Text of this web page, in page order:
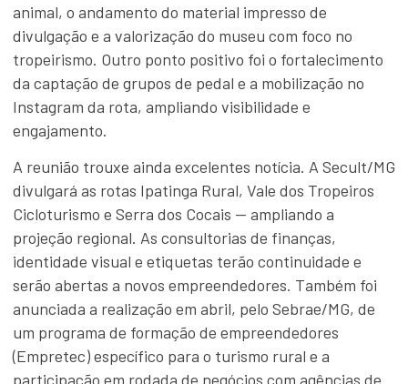
animal, o andamento do material impresso de
divulgação e a valorização do museu com foco no
tropeirismo. Outro ponto positivo foi o fortalecimento
da captação de grupos de pedal e a mobilização no
Instagram da rota, ampliando visibilidade e
engajamento.
A reunião trouxe ainda excelentes notícia. A Secult/MG
divulgará as rotas Ipatinga Rural, Vale dos Tropeiros
Cicloturismo e Serra dos Cocais — ampliando a
projeção regional. As consultorias de finanças,
identidade visual e etiquetas terão continuidade e
serão abertas a novos empreendedores. Também foi
anunciada a realização em abril, pelo Sebrae/MG, de
um programa de formação de empreendedores
(Empretec) específico para o turismo rural e a
participação em rodada de negócios com agências de